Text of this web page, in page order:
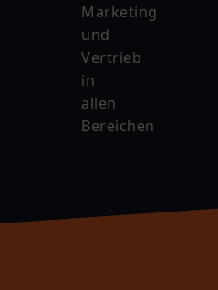
Marketing
und
Vertrieb
in
allen
Bereichen